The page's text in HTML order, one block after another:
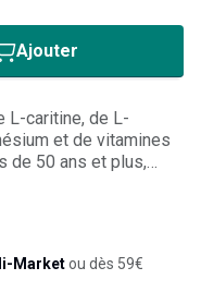
Ajouter
L-caritine, de L-
et de vitamines
de 50 ans et plus,
Marketou dès 59€